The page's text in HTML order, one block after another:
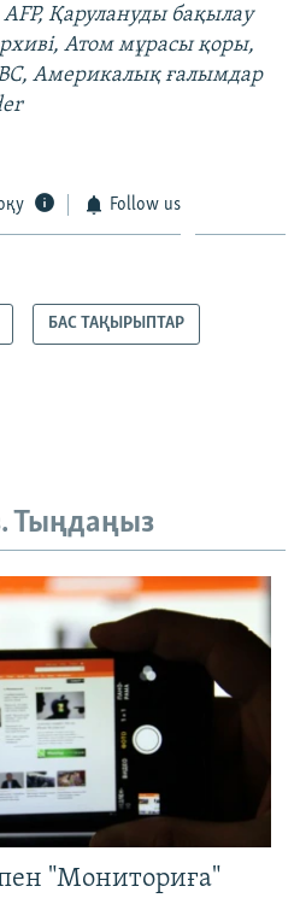
AFP, Қарулануды бақылау
Атом мұрасы қоры,
, Америкалық ғалымдар
Follow us
БАС ТАҚЫРЫПТАР
Тыңдаңыз
"Мониториға"